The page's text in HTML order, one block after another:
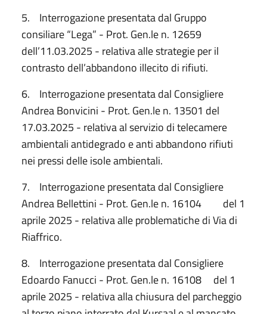
5. Interrogazione presentata dal Gruppo
consiliare “Lega” - Prot. Gen.le n. 12659
dell’11.03.2025 - relativa alle strategie per il
contrasto dell’abbandono illecito di rifiuti.
6. Interrogazione presentata dal Consigliere
Andrea Bonvicini - Prot. Gen.le n. 13501 del
17.03.2025 - relativa al servizio di telecamere
ambientali antidegrado e anti abbandono rifiuti
nei pressi delle isole ambientali.
7. Interrogazione presentata dal Consigliere
Andrea Bellettini - Prot. Gen.le n. 16104 del 1
aprile 2025 - relativa alle problematiche di Via di
Riaffrico.
8. Interrogazione presentata dal Consigliere
Edoardo Fanucci - Prot. Gen.le n. 16108 del 1
aprile 2025 - relativa alla chiusura del parcheggio